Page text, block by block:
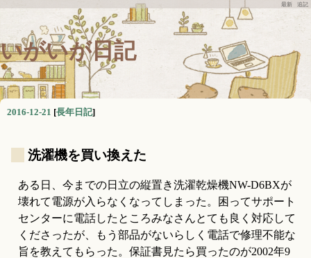
最新 追記
いがいが日記
2016-12-21 [長年日記]
洗濯機を買い換えた
ある日、今までの日立の縦置き洗濯乾燥機NW-D6BXが
壊れて電源が入らなくなってしまった。困ってサポート
センターに電話したところみなさんとても良く対応して
くださったが、もう部品がないらしく電話で修理不能な
旨を教えてもらった。保証書見たら買ったのが2002年9